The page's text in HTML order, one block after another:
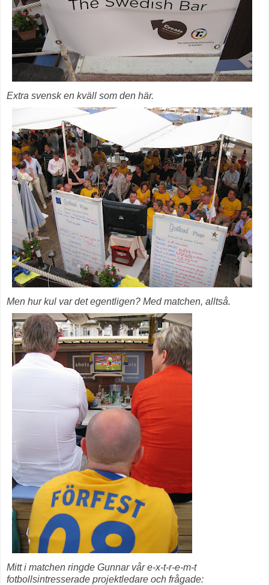
Extra svensk en kväll som den här.
Men hur kul var det egentligen? Med matchen, alltså.
Mitt i matchen ringde Gunnar vår e-x-t-r-e-m-t
fotbollsintresserade projektledare och frågade: